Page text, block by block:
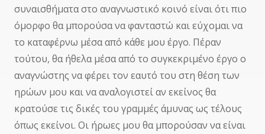
συναισθήματα στο αναγνωστικό κοινό είναι ότι πιο
όμορφο θα μπορούσα να φανταστώ και εύχομαι να
το καταφέρνω μέσα από κάθε μου έργο. Πέραν
τούτου, θα ήθελα μέσα από το συγκεκριμένο έργο ο
αναγνώστης να φέρει τον εαυτό του στη θέση των
ηρώων μου και να αναλογιστεί αν εκείνος θα
κρατούσε τις δικές του γραμμές άμυνας ως τέλους
όπως εκείνοι. Οι ήρωες μου θα μπορούσαν να είναι